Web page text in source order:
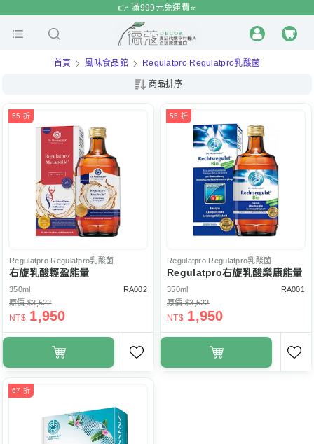
$
$
時 特賣
👉 滿999元免運費⭐️
首頁 風味食品館 Regulatpro Regulatpro乳酸菌
商品排序
55 折
Regulatpro Regulatpro乳酸菌
右旋乳酸輕盈能量
350ml
RA002
原價 $3,522
NT$ 1,950
55 折
Regulatpro Regulatpro乳酸菌
Regulatpro右旋乳酸樂康能量
350ml
RA001
原價 $3,522
NT$ 1,950
67 折